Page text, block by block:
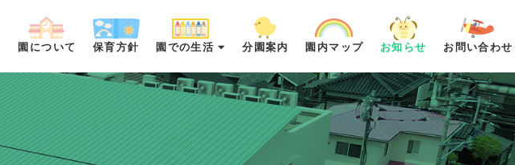
園について 保育方針 園での生活 分園案内 園内マップ お知らせ お問い合わせ